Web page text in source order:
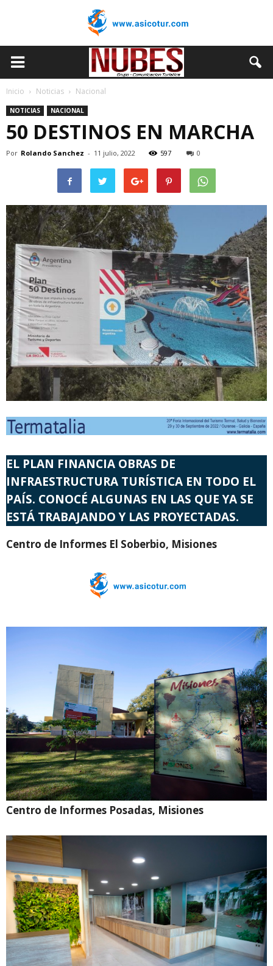
Inicio Noticias Nacional
NOTICIAS NACIONAL
50 DESTINOS EN MARCHA
Por Rolando Sanchez - 11 julio, 2022 597 0
EL PLAN FINANCIA OBRAS DE
INFRAESTRUCTURA TURÍSTICA EN TODO EL
PAÍS. CONOCÉ ALGUNAS EN LAS QUE YA SE
ESTÁ TRABAJANDO Y LAS PROYECTADAS.
Centro de Informes El Soberbio, Misiones
Centro de Informes Posadas, Misiones